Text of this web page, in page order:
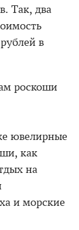
Так, два
в
роскоши
ювелирные
как
на
и морские